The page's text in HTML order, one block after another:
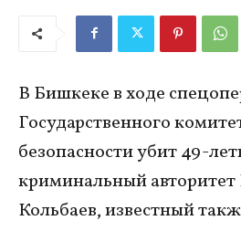
В Бишкеке в ходе
Государственного
безопасности убит 49-
криминальный
Кольбаев, известный